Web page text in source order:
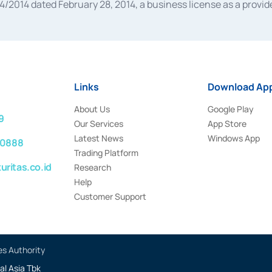
2014 dated February 28, 2014, a business license as a
Services Authority Number S-67/PM.21/2014 dated
was issued in 2018.
Links
About Us
Our Services
Latest News
Trading Platform
Research
Help
Customer Support
Download
Google Play
App Store
Windows App
Authority
Asia Tbk